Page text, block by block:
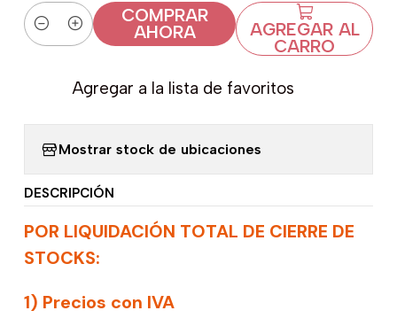
Cantidad AGREGAR AL
CARRO
COMPRAR
AHORA
Agregar a la lista de favoritos
Mostrar stock de ubicaciones
DESCRIPCIÓN
POR LIQUIDACIÓN TOTAL DE CIERRE DE
STOCKS:
1) Precios con IVA